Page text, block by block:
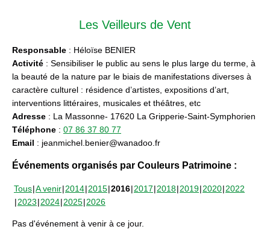
Les Veilleurs de Vent
Responsable : Héloïse BENIER
Activité : Sensibiliser le public au sens le plus large du terme, à
la beauté de la nature par le biais de manifestations diverses à
caractère culturel : résidence d’artistes, expositions d’art,
interventions littéraires, musicales et théâtres, etc
Adresse : La Massonne- 17620 La Gripperie-Saint-Symphorien
Téléphone : 07 86 37 80 77
Email : jeanmichel.benier@wanadoo.fr
Événements organisés par Couleurs Patrimoine :
Tous A venir 2014 2015 2016 2017 2018 2019 2020 2022
2023 2024 2025 2026
Pas d'événement à venir à ce jour.